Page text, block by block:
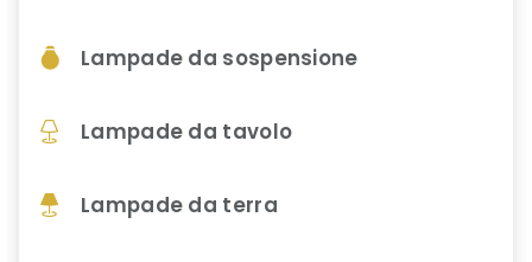
Lampade da sospensione
Lampade da tavolo
Lampade da terra